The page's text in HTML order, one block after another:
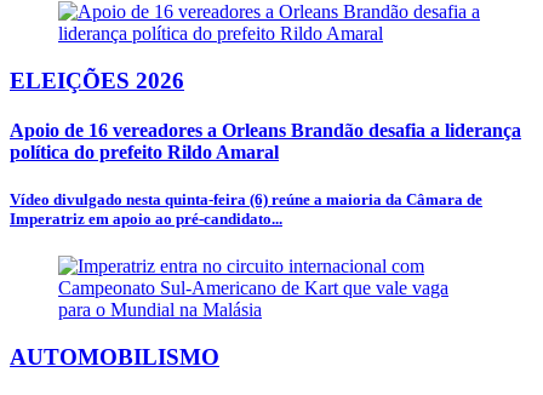
ELEIÇÕES 2026
Apoio de 16 vereadores a Orleans Brandão desafia a liderança
política do prefeito Rildo Amaral
Vídeo divulgado nesta quinta-feira (6) reúne a maioria da Câmara de
Imperatriz em apoio ao pré-candidato...
AUTOMOBILISMO